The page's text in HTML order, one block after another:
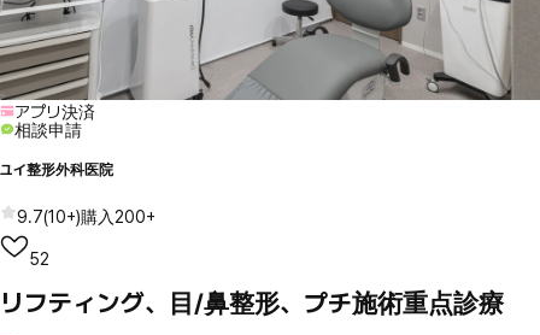
アプリ決済
相談申請
ユイ整形外科医院
9.7(10+)購入 200+
52
リフティング、目/鼻整形、プチ施術重点診療